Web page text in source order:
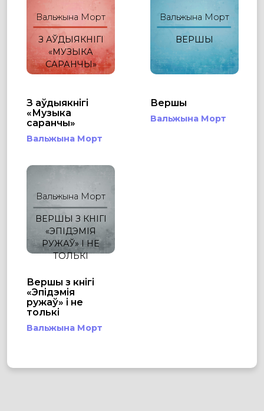
Вальжына Морт
З АЎДЫЯКНІГІ
«МУЗЫКА
САРАНЧЫ»
З аўдыякнігі
«Музыка
саранчы»
Вальжына Морт
Вальжына Морт
ВЕРШЫ
Вершы
Вальжына Морт
Вальжына Морт
ВЕРШЫ З КНІГІ
«ЭПІДЭМІЯ
РУЖАЎ» І НЕ
ТОЛЬКІ
Вершы з кнігі
«Эпідэмія
ружаў» і не
толькі
Вальжына Морт